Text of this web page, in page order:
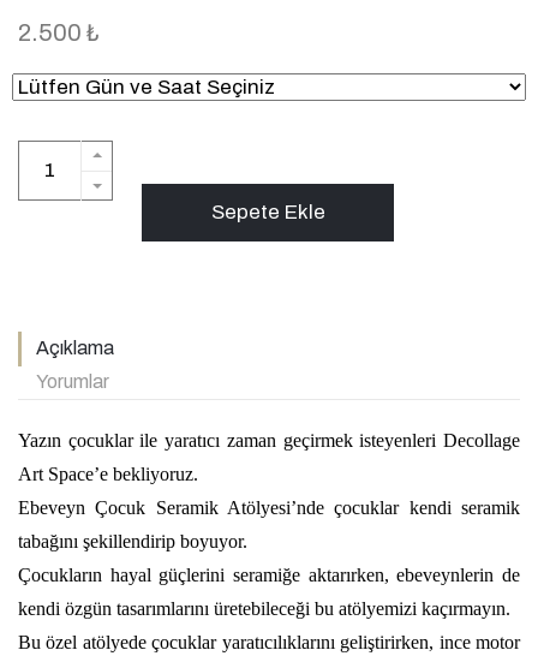
2.500 ₺
Sepete Ekle
Açıklama
Yorumlar
Yazın çocuklar ile yaratıcı zaman geçirmek isteyenleri Decollage
Art Space’e bekliyoruz.
Ebeveyn Çocuk Seramik Atölyesi’nde çocuklar kendi seramik
tabağını şekillendirip boyuyor.
Çocukların hayal güçlerini seramiğe aktarırken, ebeveynlerin de
kendi özgün tasarımlarını üretebileceği bu atölyemizi kaçırmayın.
Bu özel atölyede çocuklar yaratıcılıklarını geliştirirken, ince motor